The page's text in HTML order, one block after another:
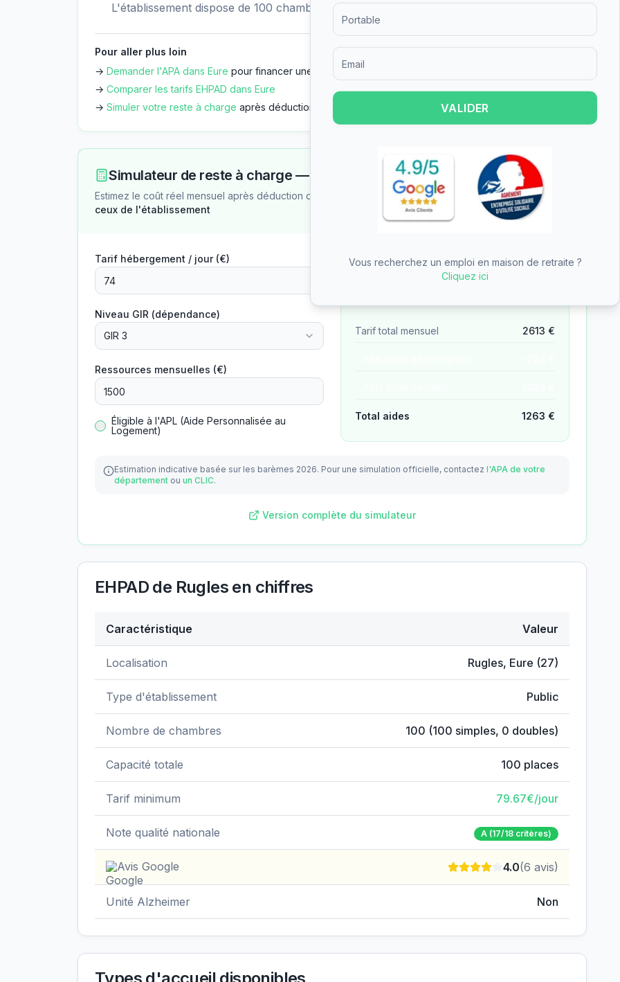
L'établissement dispose de 100 chambres.
Pour aller plus loin
→ Demander l'APA dans Eure pour financer une partie du tarif dépendance
→ Comparer les tarifs EHPAD dans Eure
→ Simuler votre reste à charge après déduction des aides
Simulateur de reste à charge — EHPAD de Rugles
Estimez le coût réel mensuel après déduction des aides (APA, APL, ASH) — tarifs pré-remplis avec
ceux de l'établissement
Tarif hébergement / jour (€)
Niveau GIR (dépendance)
GIR 3
Ressources mensuelles (€)
Éligible à l'APL (Aide Personnalisée au
Logement)
Reste à charge estimé
Tarif total mensuel 2613 €
Total aides 1263 €
Estimation indicative basée sur les barèmes 2026. Pour une simulation officielle, contactez l'APA de votre
département ou un CLIC.
Version complète du simulateur
EHPAD de Rugles en chiffres
Caractéristique Valeur
Localisation Rugles, Eure (27)
Type d'établissement Public
Nombre de chambres 100 (100 simples, 0 doubles)
Capacité totale 100 places
Tarif minimum 79.67€/jour
Note qualité nationale A (17/18 critères)
Avis Google 4.0(6 avis)
Unité Alzheimer Non
VALIDER
Vous recherchez un emploi en maison de retraite ?
Cliquez ici